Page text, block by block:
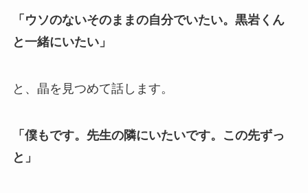
「ウソのないそのままの自分でいたい。黒岩くん
と一緒にいたい」
と、晶を見つめて話します。
「僕もです。先生の隣にいたいです。この先ずっ
と」